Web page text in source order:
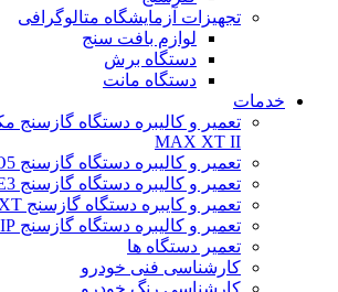
تجهیزات آزمایشگاه متالوگرافی
لوازم بافت سنج
دستگاه برش
دستگاه مانت
خدمات
MAX XT II
تعمیر و کالیبره دستگاه گازسنج BW MICRO5
تعمیر و کالیبره دستگاه گازسنج ToxiRAE3
تعمیر و کایبره دستگاه گازسنج IMPULS XT
تعمیر و کالیبره دستگاه گازسنج BW CLIP
تعمیر دستگاه ها
کارشناسی فنی خودرو
کارشناسی رنگ خودرو